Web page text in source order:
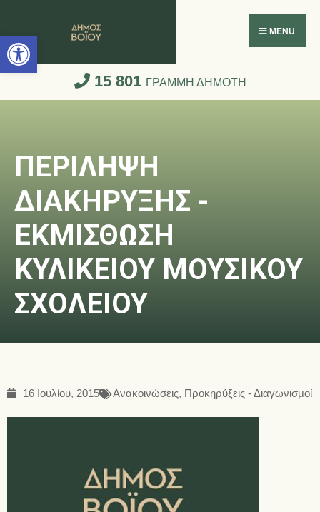
Ανοίξτε τη γραμμή εργαλείων
MENU
15 801 ΓΡΑΜΜΗ ΔΗΜΟΤΗ
ΠΕΡΙΛΗΨΗ
ΔΙΑΚΗΡΥΞΗΣ -
ΕΚΜΙΣΘΩΣΗ
ΚΥΛΙΚΕΙΟΥ ΜΟΥΣΙΚΟΥ
ΣΧΟΛΕΙΟΥ
16 Ιουλίου, 2015 Ανακοινώσεις, Προκηρύξεις - Διαγωνισμοί